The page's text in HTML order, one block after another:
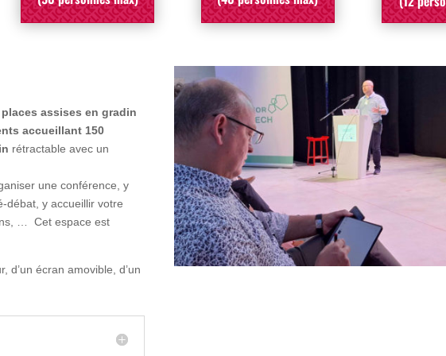
places assises en gradin
accueillant 150
rétractable avec un
une conférence, y
débat, y accueillir votre
… Cet espace est
d’un écran amovible, d’un